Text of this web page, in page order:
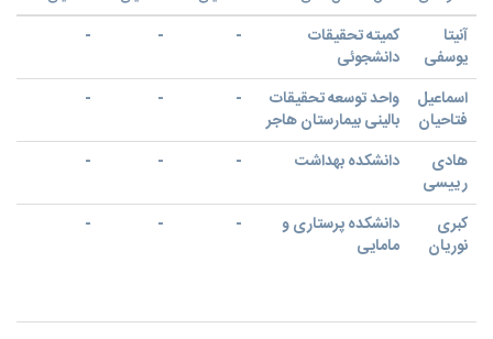
آنیتا
یوسفی
کمیته تحقیقات
دانشجوئی
-
-
-
اسماعیل
فتاحیان
واحد توسعه تحقیقات
بالینی بیمارستان هاجر
-
-
-
هادی
رییسی
دانشکده بهداشت -
-
-
کبری
نوریان
دانشکده پرستاری و
مامایی
-
-
-